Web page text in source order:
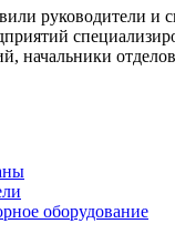
руководители и
начальники
оборудование